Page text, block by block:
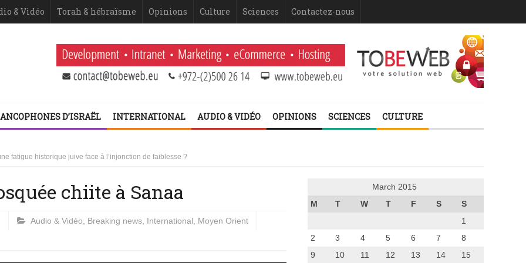
& Vidéo Torah & hébraïsme Opinions Culture Sciences Contactez-nous
D’ISRAËL INTERNATIONAL AUDIO & VIDÉO OPINIONS SCIENCES CULTURE
fatigue historique juive face à l’injonction de faiblesse ?
volet (Dominique Moïsi)chiite à Sanaa
Audio & Vidéo Breaking news International Moyen Orient
March 2015
M
T W T F S
S
1
2
3 4 5 6 7
8
9
10 11 12 13 14
15